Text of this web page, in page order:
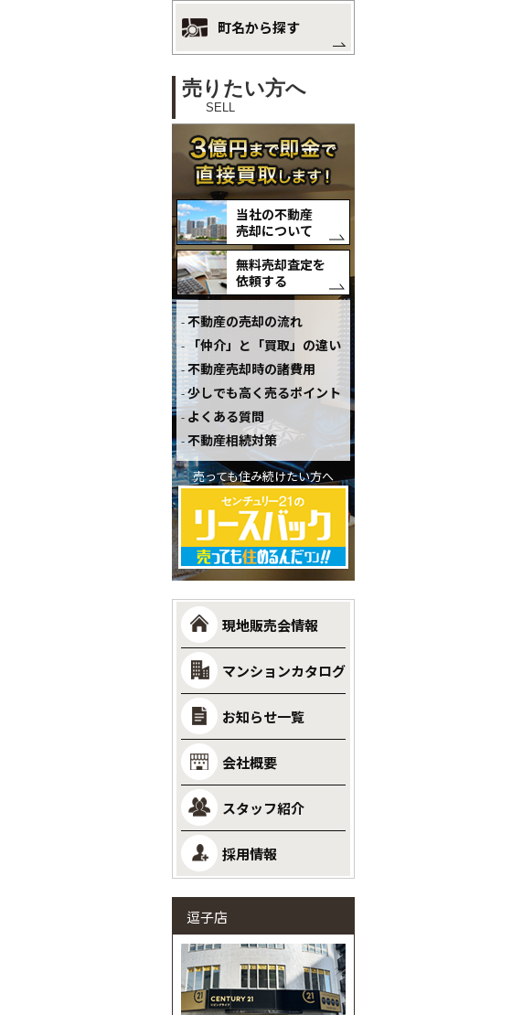
町名から探す
売りたい方へ
SELL
当社の不動産
売却について
無料売却査定を
依頼する
不動産の売却の流れ
「仲介」と「買取」の違い
不動産売却時の諸費用
少しでも高く売るポイント
よくある質問
不動産相続対策
売っても住み続けたい方へ
現地販売会情報
マンションカタログ
お知らせ一覧
会社概要
スタッフ紹介
採用情報
逗子店